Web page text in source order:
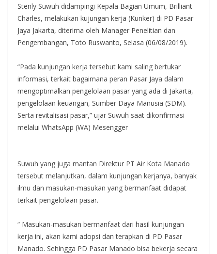
Stenly Suwuh didampingi Kepala Bagian Umum, Brilliant
Charles, melakukan kujungan kerja (Kunker) di PD Pasar
Jaya Jakarta, diterima oleh Manager Penelitian dan
Pengembangan, Toto Ruswanto, Selasa (06/08/2019).
“Pada kunjungan kerja tersebut kami saling bertukar
informasi, terkait bagaimana peran Pasar Jaya dalam
mengoptimalkan pengelolaan pasar yang ada di Jakarta,
pengelolaan keuangan, Sumber Daya Manusia (SDM).
Serta revitalisasi pasar,” ujar Suwuh saat dikonfirmasi
melalui WhatsApp (WA) Mesengger
Suwuh yang juga mantan Direktur PT Air Kota Manado
tersebut melanjutkan, dalam kunjungan kerjanya, banyak
ilmu dan masukan-masukan yang bermanfaat didapat
terkait pengelolaan pasar.
“ Masukan-masukan bermanfaat dari hasil kunjungan
kerja ini, akan kami adopsi dan terapkan di PD Pasar
Manado. Sehingga PD Pasar Manado bisa bekerja secara